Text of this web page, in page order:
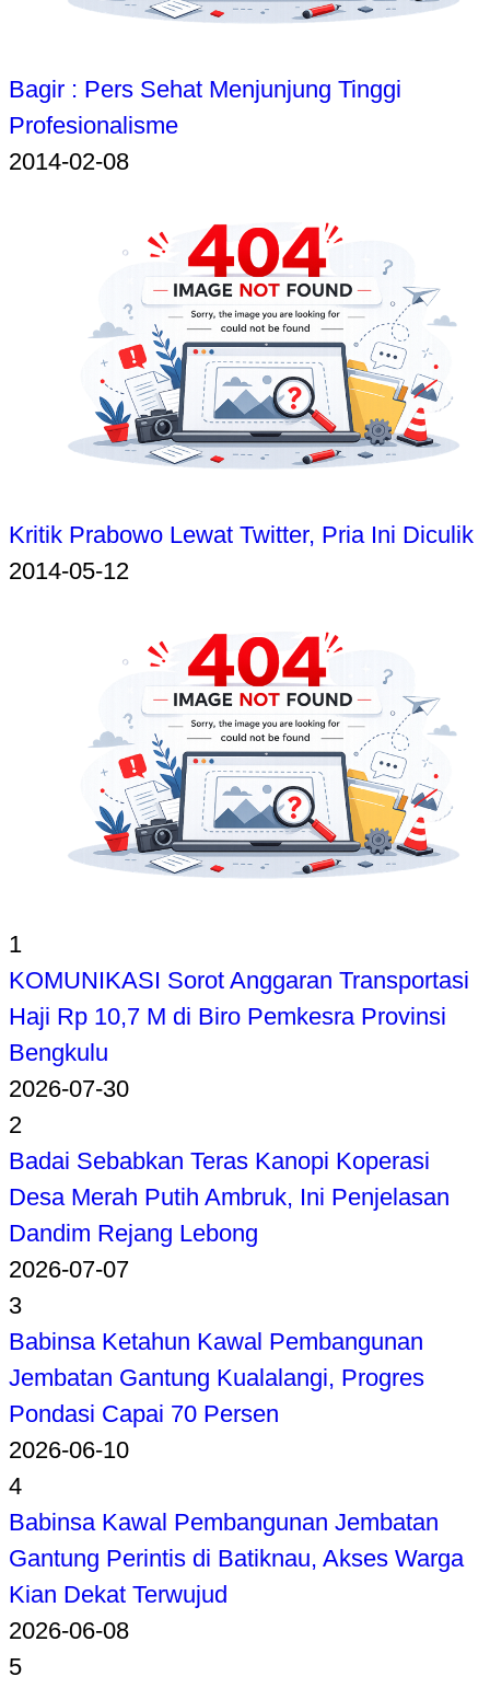
Bagir : Pers Sehat Menjunjung Tinggi
Profesionalisme
2014-02-08
Kritik Prabowo Lewat Twitter, Pria Ini Diculik
2014-05-12
1
KOMUNIKASI Sorot Anggaran Transportasi
Haji Rp 10,7 M di Biro Pemkesra Provinsi
Bengkulu
2026-07-30
2
Badai Sebabkan Teras Kanopi Koperasi
Desa Merah Putih Ambruk, Ini Penjelasan
Dandim Rejang Lebong
2026-07-07
3
Babinsa Ketahun Kawal Pembangunan
Jembatan Gantung Kualalangi, Progres
Pondasi Capai 70 Persen
2026-06-10
4
Babinsa Kawal Pembangunan Jembatan
Gantung Perintis di Batiknau, Akses Warga
Kian Dekat Terwujud
2026-06-08
5